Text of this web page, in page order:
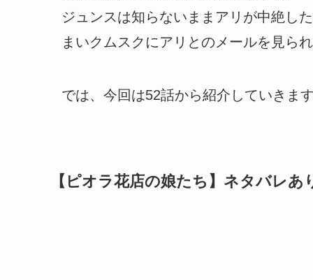
ジュンスは知らないままアリが中絶し
まいクムスクにアリとのメールを見ら
では、今回は52話から紹介していきま
【ピオラ花店の娘たち】ネタバレあ